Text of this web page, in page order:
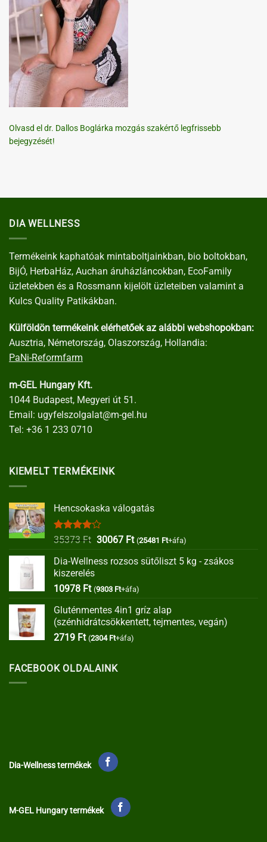
Olvasd el dr. Dallos Boglárka mozgás szakértő legfrissebb
bejegyzését!
DIA WELLNESS
Termékeink kaphatóak mintaboltjainkban, bio boltokban,
BijÓ, HerbaHáz, Auchan áruházláncokban, EcoFamily
üzletekben és a Rossmann kijelölt üzleteiben valamint a
Kulcs Quality Patikákban.
Külföldön termékeink elérhetőek az alábbi webshopokban:
Ausztria, Németország, Olaszország, Hollandia:
PaNi-Reformfarm
m-GEL Hungary Kft.
1044 Budapest, Megyeri út 51.
Email: ugyfelszolgalat@m-gel.hu
Tel: +36 1 233 0710
KIEMELT TERMÉKEINK
Hencsokaska válogatás
Értékelés:
35373Ft Original
was:
30067 FtCurrent
is:
(25481 Ft+áfa)
Dia-Wellness rozsos sütőliszt 5 kg - zsákos
kiszerelés
10978 Ft (9303 Ft+áfa)
Gluténmentes 4in1 gríz alap
(szénhidrátcsökkentett, tejmentes, vegán)
2719 Ft (2304 Ft+áfa)
FACEBOOK OLDALAINK
Dia-Wellness termékek
M-GEL Hungary termékek